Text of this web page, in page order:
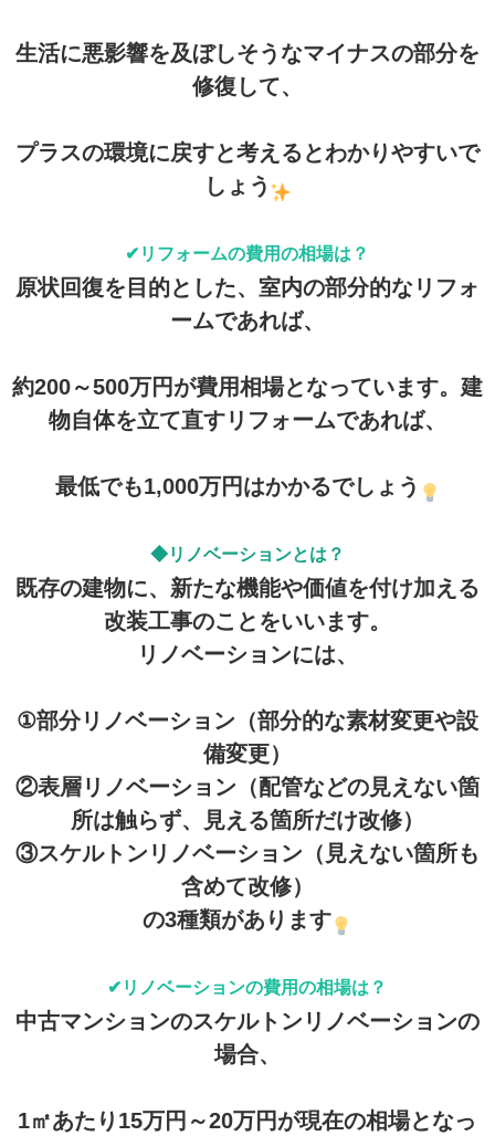
生活に悪影響を及ぼしそうなマイナスの部分を
修復して、
プラスの環境に戻すと考えるとわかりやすいで
しょう
✔リフォームの費用の相場は？
原状回復を目的とした、室内の部分的なリフォ
ームであれば、
約200～500万円が費用相場となっています。建
物自体を立て直すリフォームであれば、
最低でも1,000万円はかかるでしょう
◆リノベーションとは？
既存の建物に、新たな機能や価値を付け加える
改装工事のことをいいます。
リノベーションには、
①部分リノベーション（部分的な素材変更や設
備変更）
②表層リノベーション（配管などの見えない箇
所は触らず、見える箇所だけ改修）
③スケルトンリノベーション（見えない箇所も
含めて改修）
の3種類があります
✔リノベーションの費用の相場は？
中古マンションのスケルトンリノベーションの
場合、
1㎡あたり15万円～20万円が現在の相場となっ